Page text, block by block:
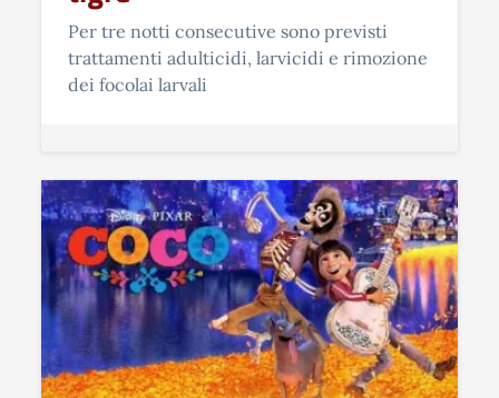
Per tre notti consecutive sono previsti
trattamenti adulticidi, larvicidi e rimozione
dei focolai larvali